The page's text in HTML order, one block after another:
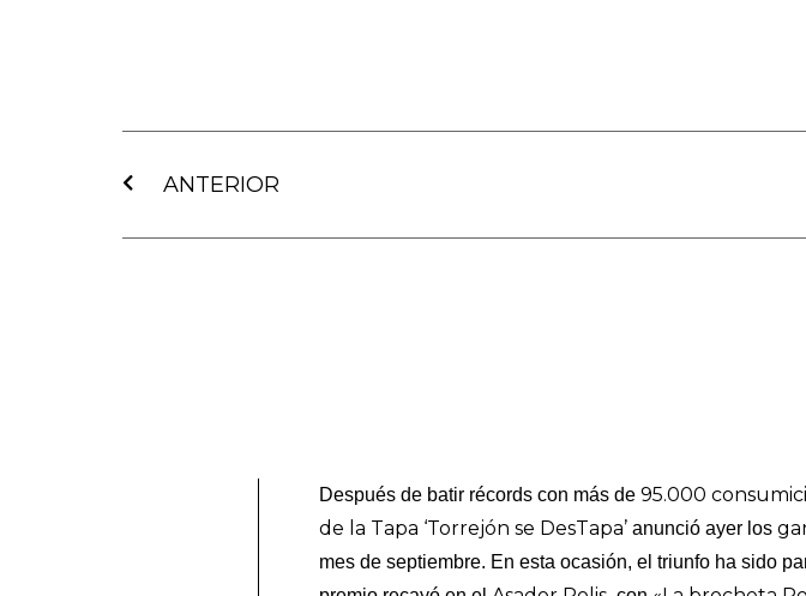
ANTERIOR
Después de batir récords con más de 95.000
de la Tapa ‘Torrejón se DesTapa’ anunció ayer los
mes de septiembre. En esta ocasión, el triunfo ha sido